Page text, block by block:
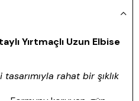
Yırtmaçlı Uzun Elbise
rahat bir şıklık